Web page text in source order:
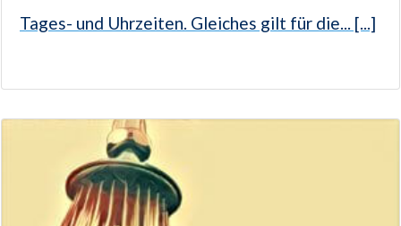
Tages- und Uhrzeiten. Gleiches gilt für die... [...]